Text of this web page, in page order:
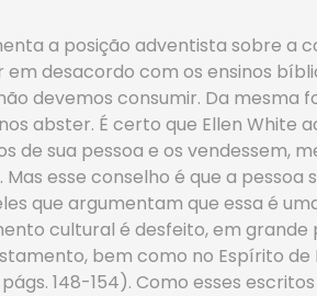
a posição adventista sobre a
desacordo com os ensinos
devemos consumir. Da
abster. É certo que Ellen White
de sua pessoa e os vendessem,
Mas esse conselho é que a
que argumentam que essa é
cultural é desfeito, em
bem como no Espírito de
págs. 148-154). Como esses